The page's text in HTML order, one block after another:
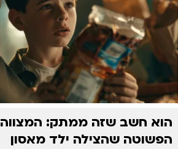
הוא חשב שזה ממתק: המצווה
הפשוטה שהצילה ילד מאסון